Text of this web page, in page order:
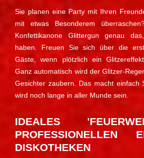
Sie planen eine Party mit Ihren
mit etwas Besonderem
Konfettikanone Glittergun genau
haben. Freuen Sie sich über die
Gäste, wenn plötzlich ein
Ganz automatisch wird der Glitzer-
Gesichter zaubern. Das macht einfach
wird noch lange in aller Munde sein.
IDEALES
PROFESSIONELLEN
DISKOTHEKEN